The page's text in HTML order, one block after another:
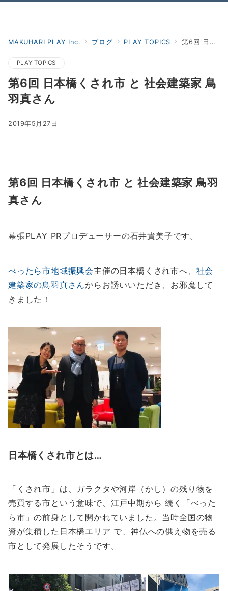
MAKUHARI PLAY Inc. ブログ PLAY TOPICS 第6回 日本橋くされ市 と 社会建築家 鳥羽真さん
PLAY TOPICS
第6回 日本橋くされ市 と 社会建築家 鳥
羽真さん
2019年5月27日
第6回 日本橋くされ市 と 社会建築家 鳥羽
真さん
幕張PLAY PRプロデューサーの石井貴美子です。
べったら市地域振興会主催の日本橋くされ市へ、 社会
建築家の鳥羽真さんからお誘いいただき、お邪魔して
きました！
日本橋くされ市とは…
「くされ市」は、ガラクタや河岸（かし）の残り物を
売買する市という意味で、江戸中期から 続く「べった
ら市」の前身として開かれていました。当時全国の物
資が集積した日本橋エリア で、神仏への供え物を売る
市として発展したそうです。